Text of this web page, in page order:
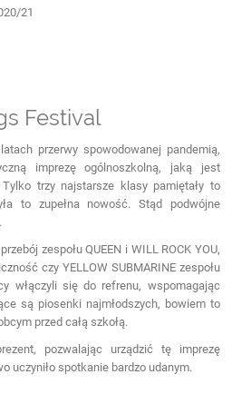
21
Festival
przerwy spowodowanej pandemią,
imprezę ogólnoszkolną, jaką jest
trzy najstarsze klasy pamiętały to
to zupełna nowość. Stąd podwójne
zespołu QUEEN i WILL ROCK YOU,
czy YELLOW SUBMARINE zespołu
włączyli się do refrenu, wspomagając
są piosenki najmłodszych, bowiem to
przed całą szkołą.
pozwalając urządzić tę imprezę
uczyniło spotkanie bardzo udanym.